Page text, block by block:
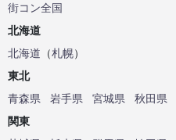
街コン全国
北海道
北海道 （札幌）
東北
青森県
岩手県 宮城県 秋田県
関東